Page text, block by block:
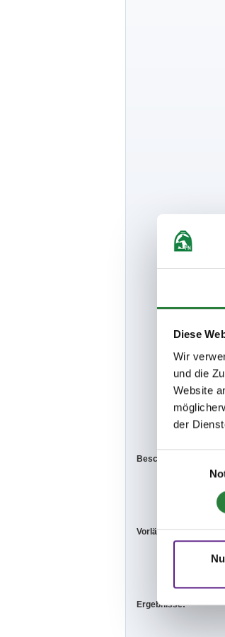
Diese
Wir
und die
Website
der
Beschaffenheit der
Vorläufige
Ergebnisse: